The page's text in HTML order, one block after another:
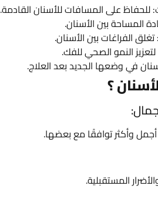
على المسافات للأسنان القادمة.
المساحة بين الأسنان.
الفراغات بين الأسنان.
النمو الصحي للفك.
في وضعها الجديد بعد العلاج.
؟
أجمل وأكثر توافقًا مع بعضها.
المستقبلية.